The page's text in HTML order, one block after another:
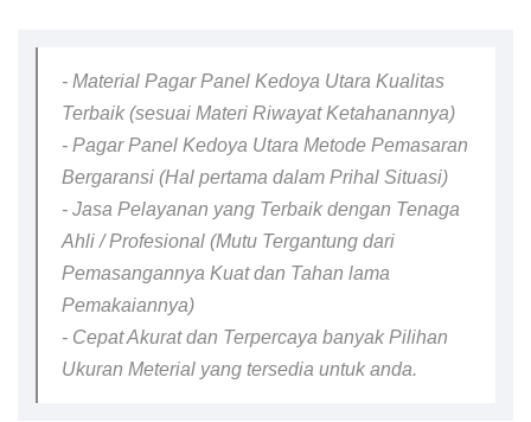
- Material Pagar Panel Kedoya Utara Kualitas
Terbaik (sesuai Materi Riwayat Ketahanannya)
- Pagar Panel Kedoya Utara Metode Pemasaran
Bergaransi (Hal pertama dalam Prihal Situasi)
- Jasa Pelayanan yang Terbaik dengan Tenaga
Ahli / Profesional (Mutu Tergantung dari
Pemasangannya Kuat dan Tahan lama
Pemakaiannya)
- Cepat Akurat dan Terpercaya banyak Pilihan
Ukuran Meterial yang tersedia untuk anda.